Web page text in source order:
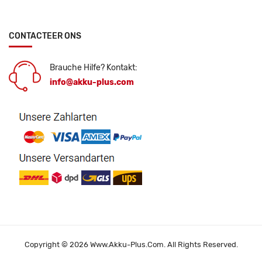
CONTACTEER ONS
Brauche Hilfe? Kontakt:
info@akku-plus.com
Copyright © 2026 Www.akku-Plus.com. All Rights Reserved.